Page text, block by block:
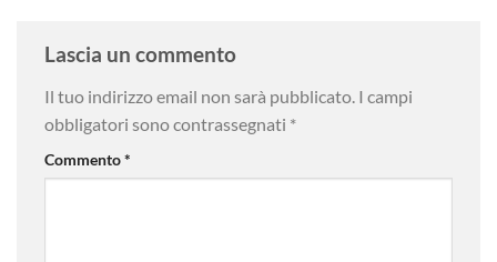
Lascia un commento
Il tuo indirizzo email non sarà pubblicato. I campi
obbligatori sono contrassegnati *
Commento*